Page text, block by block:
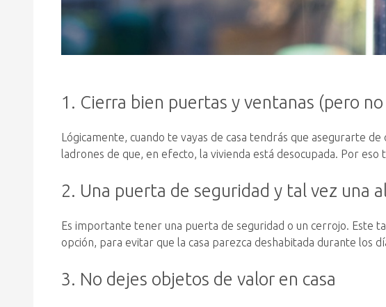
1. Cierra bien puertas y ventanas (pero
Lógicamente, cuando te vayas de casa tendrás que asegurarte
ladrones de que, en efecto, la vivienda está desocupada. Por
2. Una puerta de seguridad y tal vez una
Es importante tener una puerta de seguridad o un cerrojo. Este
opción, para evitar que la casa parezca deshabitada durante los
3. No dejes objetos de valor en casa